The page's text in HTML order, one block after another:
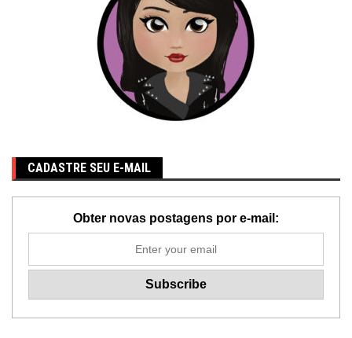
CADASTRE SEU E-MAIL
Obter novas postagens por e-mail: